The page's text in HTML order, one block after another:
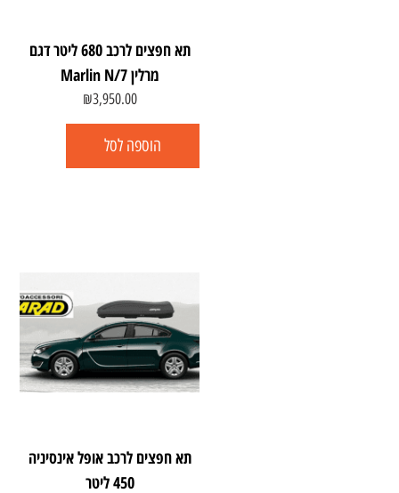
תא חפצים לרכב 680 ליטר דגם
מרלין Marlin N/7
₪3,950.00
הוספה לסל
תא חפצים לרכב אופל אינסיניה
450 ליטר